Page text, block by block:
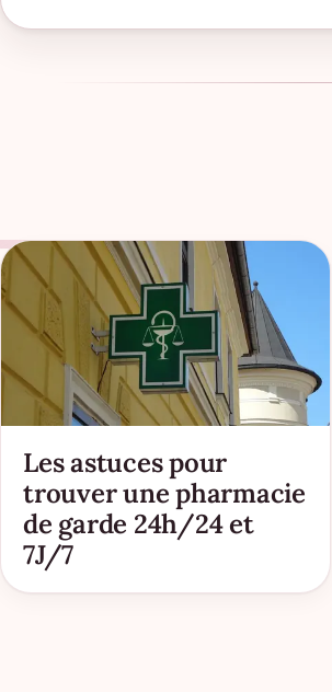
Les astuces pour
trouver une pharmacie
de garde 24h/24 et
7J/7